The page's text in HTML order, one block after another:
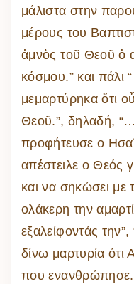
μάλιστα στην
μέρους του
ἀμνὸς τοῦ Θεοῦ ὁ
κόσμου.” και
μεμαρτύρηκα ὅτι
Θεοῦ.”, δηλαδή,
προφήτευσε ο
απέστειλε ο Θεός
και να σηκώσει με
ολάκερη την
εξαλείφοντάς
δίνω μαρτυρία ότι
που